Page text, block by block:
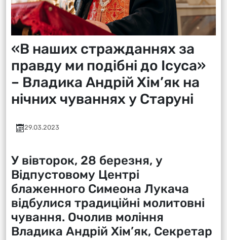
«В наших стражданнях за
правду ми подібні до Ісуса»
– Владика Андрій Хім’як на
нічних чуваннях у Старуні
29.03.2023
У вівторок, 28 березня, у
Відпустовому Центрі
блаженного Симеона Лукача
відбулися традиційні молитовні
чування. Очолив моління
Владика Андрій Хім’як, Секретар